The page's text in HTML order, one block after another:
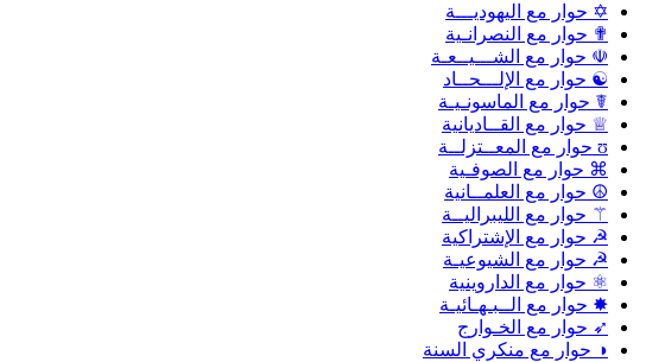
✡ حوار مع اليهوديـــة
✟ حوار مع النصرانـية
☫ حوار مع الشـــيــعـة
☯ حوار مع الإلـــحــاد
☤ حوار مع الماسونـيـة
♕ حوار مع القــاديانية
ʊ حوار مع المعــتزلــة
⌘ حوار مع الصوفـية
☮ حوار مع العلمــانية
⚚ حوار مع الليبراليــة
☭ حوار مع الإشتراكية
☭ حوار مع الشيوعيـة
⚛ حوار مع الداروينية
✸ حوار مع الــبـهـائيـة
➶ حوار مع الخـوارج
◑ حوار مع منكري السنة